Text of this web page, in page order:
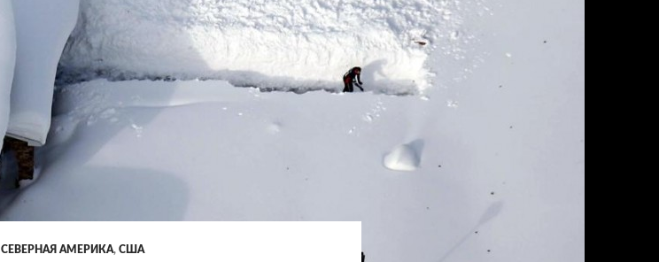
СЕВЕРНАЯ АМЕРИКА, США